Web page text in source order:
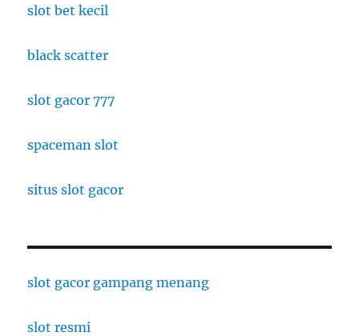
slot bet kecil
black scatter
slot gacor 777
spaceman slot
situs slot gacor
slot gacor gampang menang
slot resmi